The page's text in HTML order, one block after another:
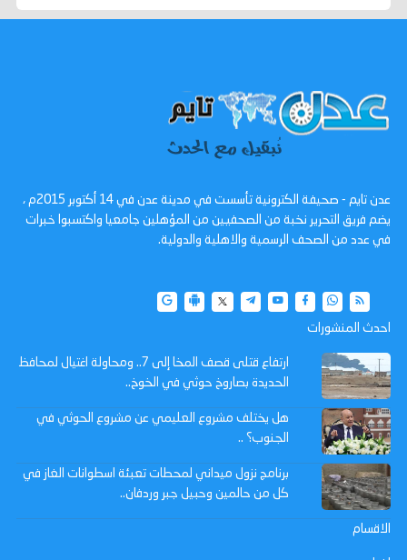
عدن تايم - صحيفة الكترونية تأسست في مدينة عدن في 14 أكتوبر 2015م ،
يضم فريق التحرير نخبة من الصحفيين من المؤهلين جامعيا واكتسبوا خبرات
في عدد من الصحف الرسمية والاهلية والدولية.
احدث المنشورات
ارتفاع قتلى قصف المخا إلى 7.. ومحاولة اغتيال لمحافظ
الحديدة بصاروخ حوثي في الخوخ..
هل يختلف مشروع العليمي عن مشروع الحوثي في
الجنوب؟ ..
برنامج نزول ميداني لمحطات تعبئة اسطوانات الغاز في
كل من حالمين وحبيل جبر وردفان..
الاقسام